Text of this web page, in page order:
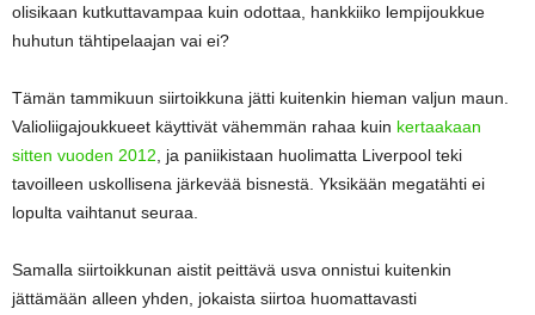
olisikaan kutkuttavampaa kuin odottaa, hankkiiko lempijoukkue
huhutun tähtipelaajan vai ei?
Tämän tammikuun siirtoikkuna jätti kuitenkin hieman valjun maun.
Valioliigajoukkueet käyttivät vähemmän rahaa kuin kertaakaan
sitten vuoden 2012 , ja paniikistaan huolimatta Liverpool teki
tavoilleen uskollisena järkevää bisnestä. Yksikään megatähti ei
lopulta vaihtanut seuraa.
Samalla siirtoikkunan aistit peittävä usva onnistui kuitenkin
jättämään alleen yhden, jokaista siirtoa huomattavasti